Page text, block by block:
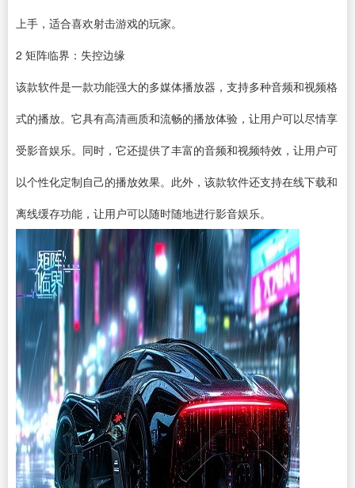
上手，适合喜欢射击游戏的玩家。
2 矩阵临界：失控边缘
该款软件是一款功能强大的多媒体播放器 ，支持多种音频和视频格
式的播放。它具有高清画质和流畅的播放体验，让用户可以尽情享
受影音娱乐。同时，它还提供了丰富的音频和视频特效，让用户可
以个性化定制自己的播放效果。此外，该款软件还支持在线下载和
离线缓存功能，让用户可以随时随地进行影音娱乐。